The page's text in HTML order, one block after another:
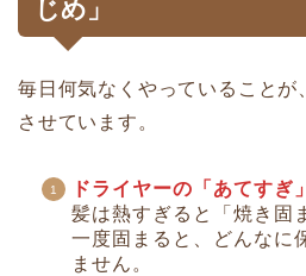
じめ」
毎日何気なくやっていることが
させています。
ドライヤーの「あてすぎ
髪は熱すぎると「焼き固
一度固まると、どんなに
ません。